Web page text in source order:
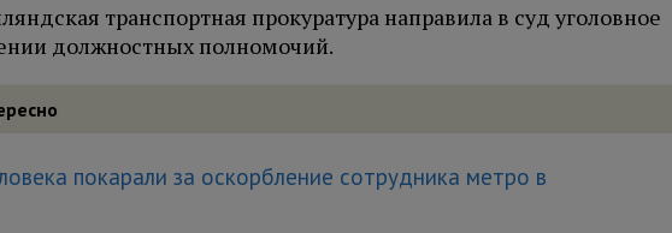
транспортная прокуратура направила в суд уголовное
должностных полномочий.
покарали за оскорбление сотрудника метро в